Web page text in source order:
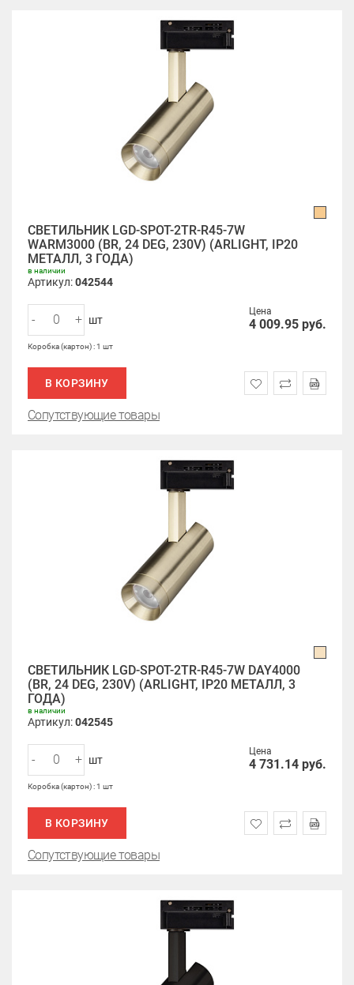
СВЕТИЛЬНИК LGD-SPOT-2TR-R45-7W
WARM3000 (BR, 24 DEG, 230V) (ARLIGHT, IP20
МЕТАЛЛ, 3 ГОДА)
в наличии
Артикул:042544
Цена
4 009.95 руб.
- + шт
Коробка (картон) : 1 шт
В КОРЗИНУ
Сопутствующие товары
СВЕТИЛЬНИК LGD-SPOT-2TR-R45-7W DAY4000
(BR, 24 DEG, 230V) (ARLIGHT, IP20 МЕТАЛЛ, 3
ГОДА)
в наличии
Артикул:042545
Цена
4 731.14 руб.
- + шт
Коробка (картон) : 1 шт
В КОРЗИНУ
Сопутствующие товары